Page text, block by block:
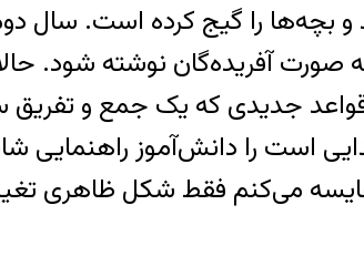
بچه‌ها را گیج کرده است. سال
آفریده‌گان نوشته شود.
جدیدی که یک جمع و تفریق
است را دانش‌آموز راهنمایی
می‌کنم فقط شکل ظاهری